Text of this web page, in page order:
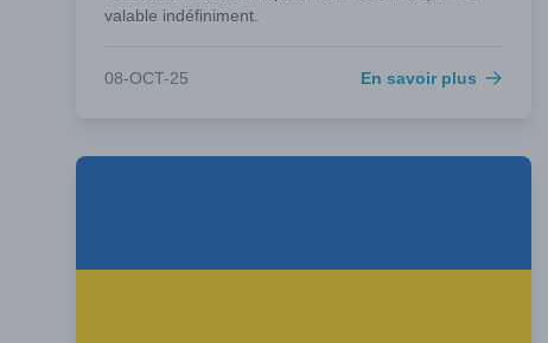
valable indéfiniment.
08-OCT-25 En savoir plus